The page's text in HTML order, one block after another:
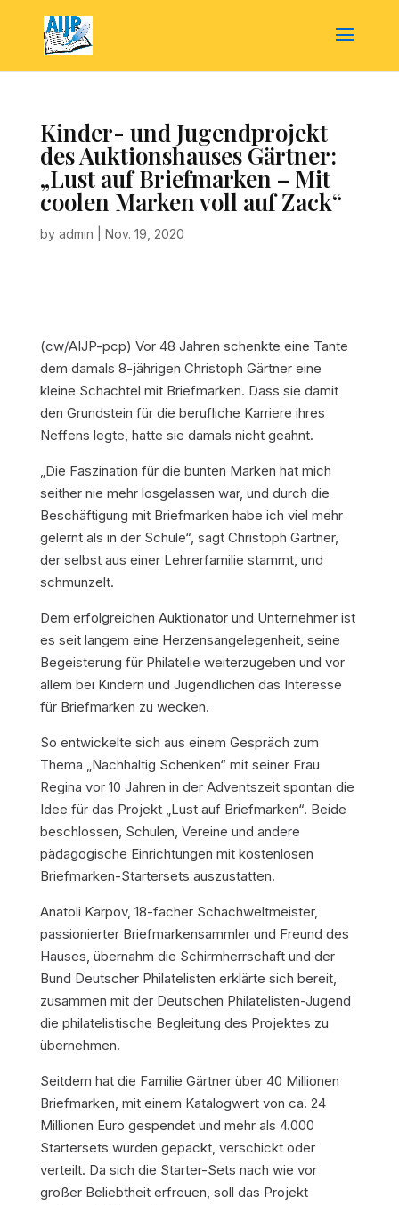
Kinder- und Jugendprojekt
des Auktionshauses Gärtner:
„Lust auf Briefmarken – Mit
coolen Marken voll auf Zack“
by admin Nov. 19, 2020
(cw/AIJP-pcp) Vor 48 Jahren schenkte eine Tante
dem damals 8-jährigen Christoph Gärtner eine
kleine Schachtel mit Briefmarken. Dass sie damit
den Grundstein für die berufliche Karriere ihres
Neffens legte, hatte sie damals nicht geahnt.
„Die Faszination für die bunten Marken hat mich
seither nie mehr losgelassen war, und durch die
Beschäftigung mit Briefmarken habe ich viel mehr
gelernt als in der Schule“, sagt Christoph Gärtner,
der selbst aus einer Lehrerfamilie stammt, und
schmunzelt.
Dem erfolgreichen Auktionator und Unternehmer ist
es seit langem eine Herzensangelegenheit, seine
Begeisterung für Philatelie weiterzugeben und vor
allem bei Kindern und Jugendlichen das Interesse
für Briefmarken zu wecken.
So entwickelte sich aus einem Gespräch zum
Thema „Nachhaltig Schenken“ mit seiner Frau
Regina vor 10 Jahren in der Adventszeit spontan die
Idee für das Projekt „Lust auf Briefmarken“. Beide
beschlossen, Schulen, Vereine und andere
pädagogische Einrichtungen mit kostenlosen
Briefmarken-Startersets auszustatten.
Anatoli Karpov, 18-facher Schachweltmeister,
passionierter Briefmarkensammler und Freund des
Hauses, übernahm die Schirmherrschaft und der
Bund Deutscher Philatelisten erklärte sich bereit,
zusammen mit der Deutschen Philatelisten-Jugend
die philatelistische Begleitung des Projektes zu
übernehmen.
Seitdem hat die Familie Gärtner über 40 Millionen
Briefmarken, mit einem Katalogwert von ca. 24
Millionen Euro gespendet und mehr als 4.000
Startersets wurden gepackt, verschickt oder
verteilt. Da sich die Starter-Sets nach wie vor
großer Beliebtheit erfreuen, soll das Projekt